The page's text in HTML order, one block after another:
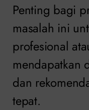
Penting bagi
masalah ini
profesional
mendapatkan
dan
tepat.